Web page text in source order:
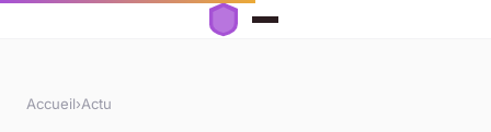
Accueil›Actu